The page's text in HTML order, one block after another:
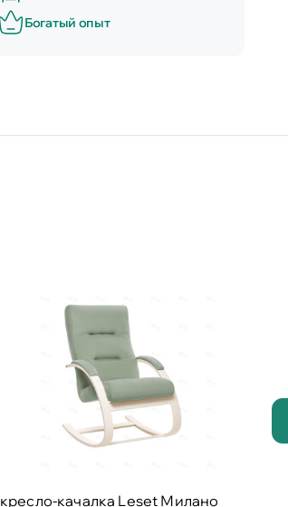
Богатый опыт
кресло-качалка Leset Милано